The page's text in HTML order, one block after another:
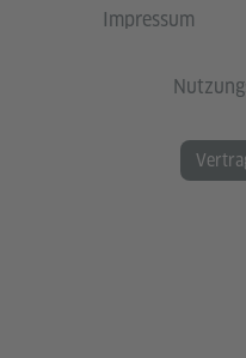
Impressum